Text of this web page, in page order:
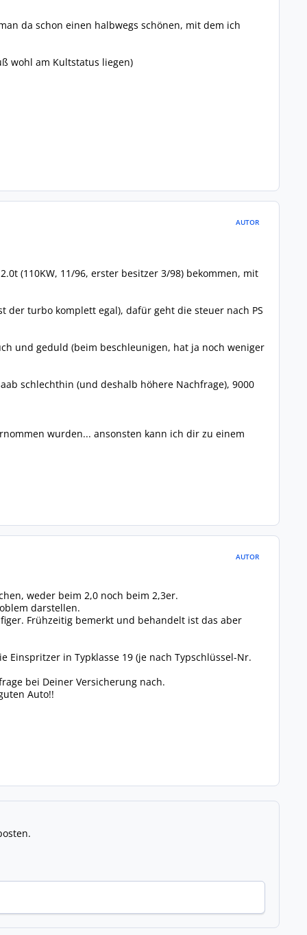
da schon einen halbwegs schönen, mit dem ich
wohl am Kultstatus liegen)
AUTOR
(110KW, 11/96, erster besitzer 3/98) bekommen, mit
turbo komplett egal), dafür geht die steuer nach PS
und geduld (beim beschleunigen, hat ja noch weniger
schlechthin (und deshalb höhere Nachfrage), 9000
wurden... ansonsten kann ich dir zu einem
AUTOR
weder beim 2,0 noch beim 2,3er.
darstellen.
Frühzeitig bemerkt und behandelt ist das aber
Einspritzer in Typklasse 19 (je nach Typschlüssel-Nr.
bei Deiner Versicherung nach.
Auto!!